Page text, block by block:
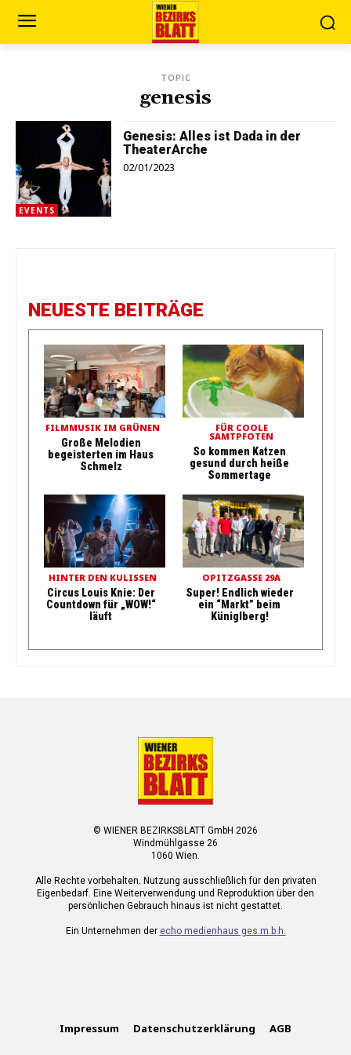
TOPIC
genesis
EVENTS
Genesis: Alles ist Dada in der
TheaterArche
02/01/2023
NEUESTE BEITRÄGE
FILMMUSIK IM GRÜNEN
Große Melodien
begeisterten im Haus
Schmelz
FÜR COOLE
SAMTPFOTEN
So kommen Katzen
gesund durch heiße
Sommertage
HINTER DEN KULISSEN
Circus Louis Knie: Der
Countdown für „WOW!“
läuft
OPITZGASSE 29A
Super! Endlich wieder
ein “Markt” beim
Küniglberg!
© WIENER BEZIRKSBLATT GmbH 2026
Windmühlgasse 26
1060 Wien.
Alle Rechte vorbehalten. Nutzung ausschließlich für den privaten
Eigenbedarf. Eine Weiterverwendung und Reproduktion über den
persönlichen Gebrauch hinaus ist nicht gestattet.
Ein Unternehmen der echo medienhaus ges.m.b.h.
Impressum Datenschutzerklärung AGB